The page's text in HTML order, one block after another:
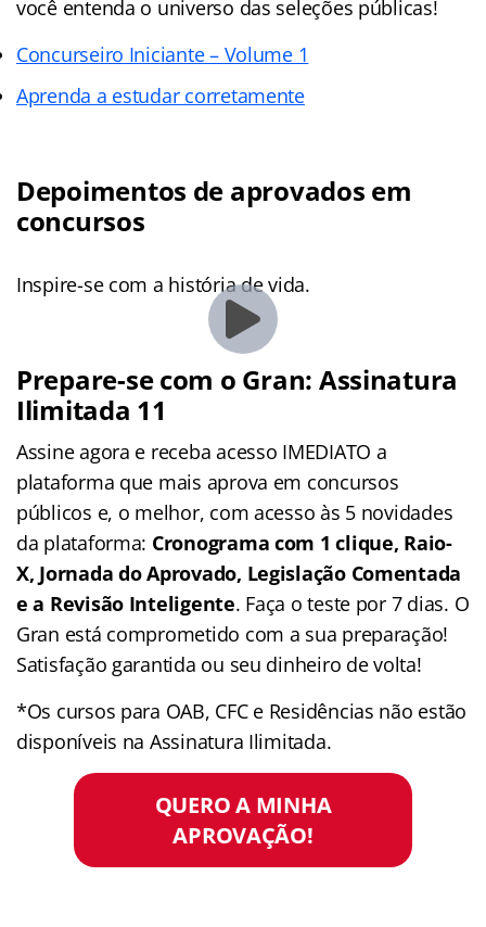
você entenda o universo das seleções públicas!
Concurseiro Iniciante – Volume 1
Aprenda a estudar corretamente
Depoimentos de aprovados em
concursos
Inspire-se com a história de vida.
Prepare-se com o Gran: Assinatura
Ilimitada 11
Assine agora e receba acesso IMEDIATO a
plataforma que mais aprova em concursos
públicos e, o melhor, com acesso às 5 novidades
da plataforma: Cronograma com 1 clique, Raio-
X, Jornada do Aprovado, Legislação Comentada
e a Revisão Inteligente. Faça o teste por 7 dias. O
Gran está comprometido com a sua preparação!
Satisfação garantida ou seu dinheiro de volta!
*Os cursos para OAB, CFC e Residências não estão
disponíveis na Assinatura Ilimitada.
QUERO A MINHA
APROVAÇÃO!